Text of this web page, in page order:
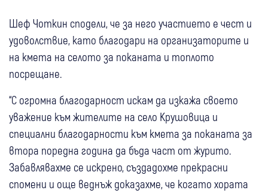
Шеф Чоткин сподели, че за него участието е чест и
удоволствие, като благодари на организаторите и
на кмета на селото за поканата и топлото
посрещане.
“С огромна благодарност искам да изкажа своето
уважение към жителите на село Крушовица и
специални благодарности към кмета за поканата за
втора поредна година да бъда част от журито.
Забавлявахме се искрено, създадохме прекрасни
спомени и още веднъж доказахме, че когато хората